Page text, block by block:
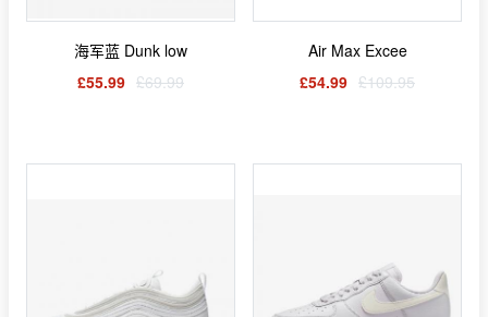
海军蓝 Dunk low
£55.99 £69.99
Air Max Excee
£54.99 £109.95